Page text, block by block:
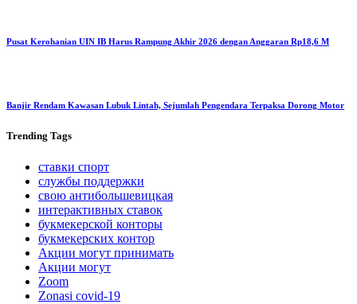
Pusat Kerohanian UIN IB Harus Rampung Akhir 2026 dengan Anggaran Rp18,6 M
Banjir Rendam Kawasan Lubuk Lintah, Sejumlah Pengendara Terpaksa Dorong Motor
Trending Tags
ставки спорт
службы поддержки
свою антибольшевицкая
интерактивных ставок
букмекерской конторы
букмекерских контор
Акции могут принимать
Акции могут
Zoom
Zonasi covid-19